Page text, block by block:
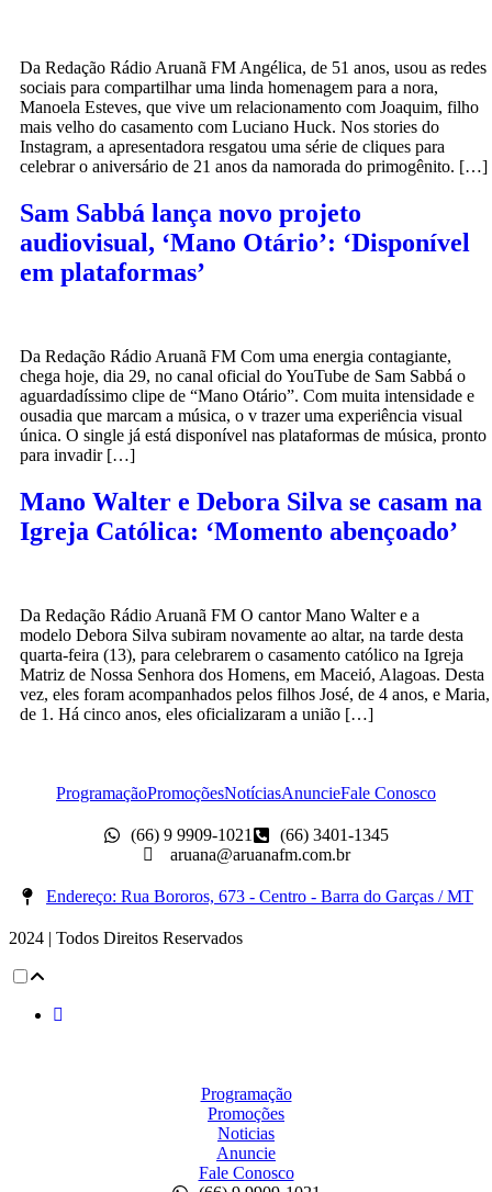
Da Redação Rádio Aruanã FM Angélica, de 51 anos, usou as redes
sociais para compartilhar uma linda homenagem para a nora,
Manoela Esteves, que vive um relacionamento com Joaquim, filho
mais velho do casamento com Luciano Huck. Nos stories do
Instagram, a apresentadora resgatou uma série de cliques para
celebrar o aniversário de 21 anos da namorada do primogênito. […]
Sam Sabbá lança novo projeto
audiovisual, ‘Mano Otário’: ‘Disponível
em plataformas’
Da Redação Rádio Aruanã FM Com uma energia contagiante,
chega hoje, dia 29, no canal oficial do YouTube de Sam Sabbá o
aguardadíssimo clipe de “Mano Otário”. Com muita intensidade e
ousadia que marcam a música, o v trazer uma experiência visual
única. O single já está disponível nas plataformas de música, pronto
para invadir […]
Mano Walter e Debora Silva se casam na
Igreja Católica: ‘Momento abençoado’
Da Redação Rádio Aruanã FM O cantor Mano Walter e a
modelo Debora Silva subiram novamente ao altar, na tarde desta
quarta-feira (13), para celebrarem o casamento católico na Igreja
Matriz de Nossa Senhora dos Homens, em Maceió, Alagoas. Desta
vez, eles foram acompanhados pelos filhos José, de 4 anos, e Maria,
de 1. Há cinco anos, eles oficializaram a união […]
ProgramaçãoPromoçõesNotíciasAnuncieFale Conosco
(66) 9 9909-1021
(66) 3401-1345
aruana@aruanafm.com.br
Endereço: Rua Bororos, 673 - Centro - Barra do Garças / MT
2024 | Todos Direitos Reservados
Programação
Promoções
Noticias
Anuncie
Fale Conosco